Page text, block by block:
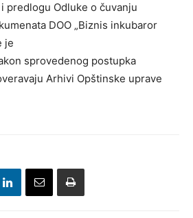
predlogu Odluke o čuvanju
DOO „Biznis inkubaror
je
sprovedenog postupka
Arhivi Opštinske uprave